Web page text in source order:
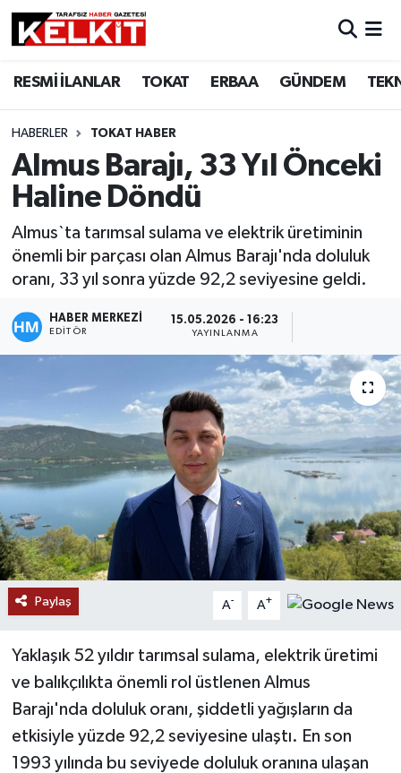
RESMİ İLANLAR TOKAT ERBAA GÜNDEM
HABERLER TOKAT HABER
Almus Barajı, 33 Yıl Önceki
Haline Döndü
Almus`ta tarımsal sulama ve elektrik üretiminin
önemli bir parçası olan Almus Barajı'nda doluluk
oranı, 33 yıl sonra yüzde 92,2 seviyesine geldi.
HABER MERKEZİ
EDITÖR
15.05.2026 - 16:23
YAYINLANMA
Paylaş A- A+
Yaklaşık 52 yıldır tarımsal sulama, elektrik üretimi
ve balıkçılıkta önemli rol üstlenen Almus
Barajı'nda doluluk oranı, şiddetli yağışların da
etkisiyle yüzde 92,2 seviyesine ulaştı. En son
1993 yılında bu seviyede doluluk oranına ulaşan